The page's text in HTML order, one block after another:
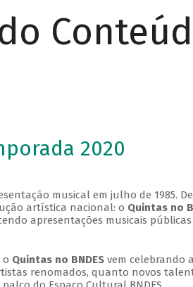
2020
musical em julho de 1985.
artística nacional: o Quintas no
apresentações musicais
o Quintas no BNDESvem celebrando
renomados, quanto novos